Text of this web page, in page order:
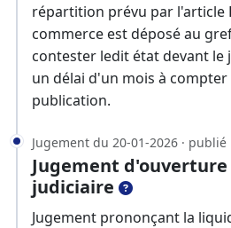
répartition prévu par l'article
commerce est déposé au
contester ledit état devant le
un délai d'un mois à
publication.
Jugement du 20-01-2026 · publié
Jugement
judiciaire
Jugement prononçant la